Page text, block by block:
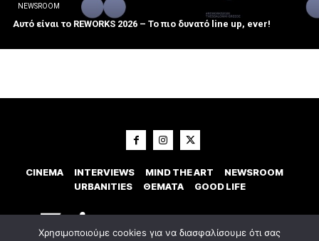
NEWSROOM
Αυτό είναι το REWORKS 2026 – Το πιο δυνατό line up, ever!
CINEMA INTERVIEWS MIND THE ART
NEWSROOM
URBANITIES
ΘΕΜΑΤΑ GOOD LIFE
Χρησιμοποιούμε cookies για να διασφαλίσουμε ότι σας